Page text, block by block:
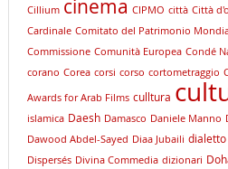
Cillium cinema CIPMO città Città
Cardinale Comitato del Patrimonio
Commissione Comunità Europea Condé
corano Corea corsi corso cortometraggio
Awards for Arab Films culltura
islamica Daesh Damasco Daniele Manno
Dawood Abdel-Sayed Diaa Jubaili dialetto
Dispersés Divina Commedia dizionari